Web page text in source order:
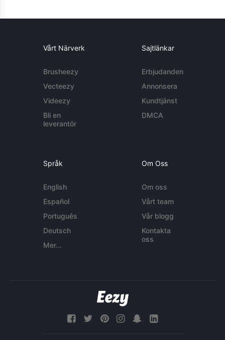
Vårt Närverk
Brusheezy
Vecteezy
Videezy
Bli en
leverantör
Sajtlänkar
Erbjudanden
Annonsera
Kundtjänst
DMCA
Språk
English
Español
Português
Deutsch
Mer...
Om Oss
Om oss
Vårt team
Vår blogg
Kontakta
oss